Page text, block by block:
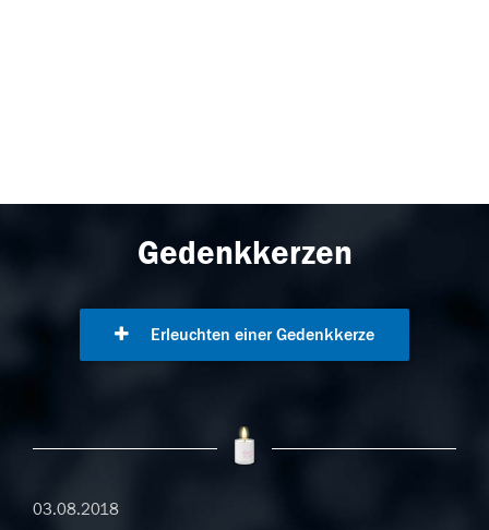
Gedenkkerzen
Erleuchten einer Gedenkkerze
03.08.2018